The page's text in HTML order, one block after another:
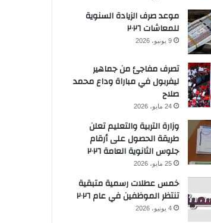
موعد صرف الزيادة السنوية
للمعاشات ٢٠٢٦
9 يونيو، 2026
تصرف مفاجئ من جماهير
ليفربول في مباراة وداع محمد
صلاح
24 مايو، 2026
وزارة التربية والتعليم تعلن
طريقة الحصول على أرقام
جلوس الثانوية العامة ٢٠٢٦
25 مايو، 2026
خمس عطلات رسمية متبقية
تنتظر الموظفين في عام ٢٠٢٦
4 يونيو، 2026